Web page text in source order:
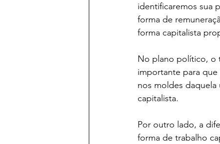
identificaremos sua
forma de
forma capitalista
No plano político, o
importante para que
nos moldes daquela
capitalista.
Por outro lado, a
forma de trabalho